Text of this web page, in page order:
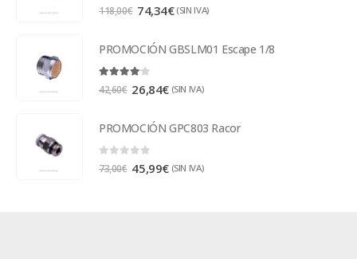
0 out of 5
118,00€ 74,34€ (SIN IVA)
PROMOCIÓN GBSLM01 Escape 1/8
42,60€ 26,84€ (SIN IVA)
PROMOCIÓN GPC803 Racor
73,00€ 45,99€ (SIN IVA)